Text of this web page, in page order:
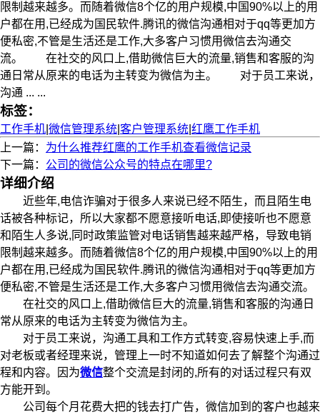
限制越来越多。而随着微信8个亿的用户规模,中国90%以上的用
户都在用,已经成为国民软件.腾讯的微信沟通相对于qq等更加方
便私密,不管是生活还是工作,大多客户习惯用微信去沟通交
流。 在社交的风口上,借助微信巨大的流量,销售和客服的沟
通日常从原来的电话为主转变为微信为主。 对于员工来说，
沟通 ... ...
标签：
工作手机 微信管理系统 客户管理系统 红鹰工作手机
上一篇： 为什么推荐红鹰的工作手机查看微信记录
下一篇： 公司的微信公众号的特点在哪里?
详细介绍
近些年,电信诈骗对于很多人来说已经不陌生，而且陌生电
话被各种标记，所以大家都不愿意接听电话,即使接听也不愿意
和陌生人多说,同时政策监管对电话销售越来越严格，导致电销
限制越来越多。而随着微信8个亿的用户规模,中国90%以上的用
户都在用,已经成为国民软件.腾讯的微信沟通相对于qq等更加方
便私密,不管是生活还是工作,大多客户习惯用微信去沟通交流。
在社交的风口上,借助微信巨大的流量,销售和客服的沟通日
常从原来的电话为主转变为微信为主。
对于员工来说，沟通工具和工作方式转变,容易快速上手,而
对老板或者经理来说，管理上一时不知道如何去了解整个沟通过
程和内容。因为微信整个交流是封闭的,所有的对话过程只有双
方能开到。
公司每个月花费大把的钱去打广告，微信加到的客户也越来